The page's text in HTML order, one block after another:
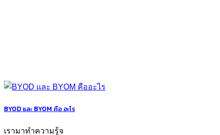
BYOD และ BYOM คือ อะไร
เรามาทำความรู้จ